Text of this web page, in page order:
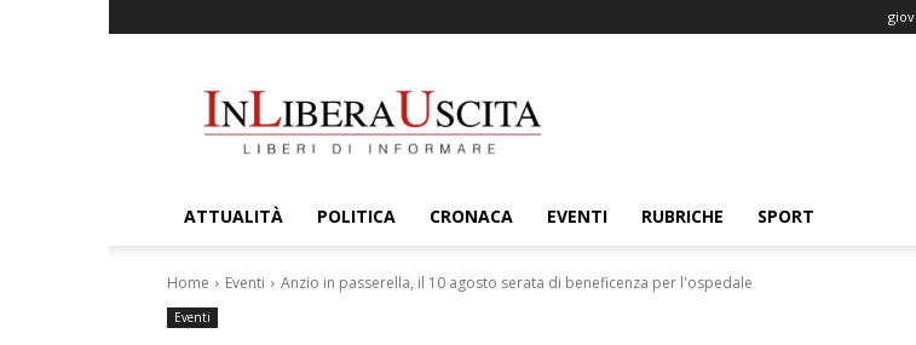
ATTUALITÀ POLITICA CRONACA EVENTI RUBRICHE SPORT
Home Eventi Anzio in passerella, il 10 agosto serata di beneficenza per l'ospedale
Eventi